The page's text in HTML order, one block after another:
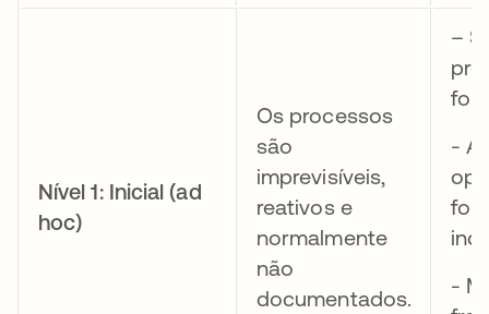
Nível 1: Inicial (ad
hoc)
Os processos
são
imprevisíveis,
reativos e
normalmente
não
documentados.
–
-
-